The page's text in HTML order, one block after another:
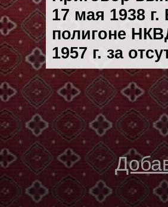
17 мая 1938
полигоне
1957 г. за